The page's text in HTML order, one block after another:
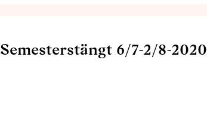
Semesterstängt 6/7-2/8-2020